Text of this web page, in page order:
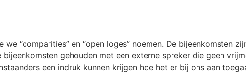
“comparities” en “open loges” noemen. De bijeenkomsten
gehouden met een externe spreker die geen
een indruk kunnen krijgen hoe het er bij ons aan